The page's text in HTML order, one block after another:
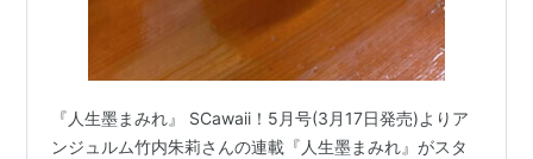
『人生墨まみれ』 SCawaii！5月号(3月17日発売)よりア
ンジュルム竹内朱莉さんの連載『人生墨まみれ』がスタ